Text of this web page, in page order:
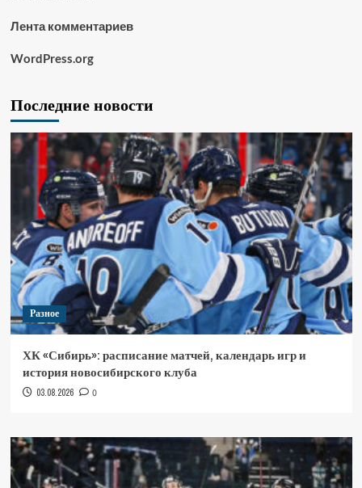
Лента комментариев
WordPress.org
Последние новости
Разное
ХК «Сибирь»: расписание матчей, календарь игр и
история новосибирского клуба
03.08.2026 0